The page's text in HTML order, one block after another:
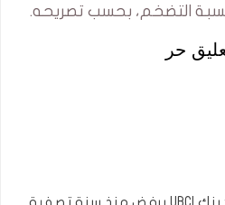
التضخم، بحسب تصريحه.
حر